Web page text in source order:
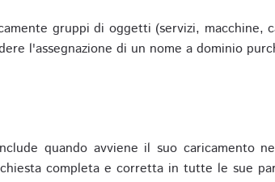
gruppi di oggetti (servizi, macchine,
l'assegnazione di un nome a dominio
quando avviene il suo caricamento
completa e corretta in tutte le sue